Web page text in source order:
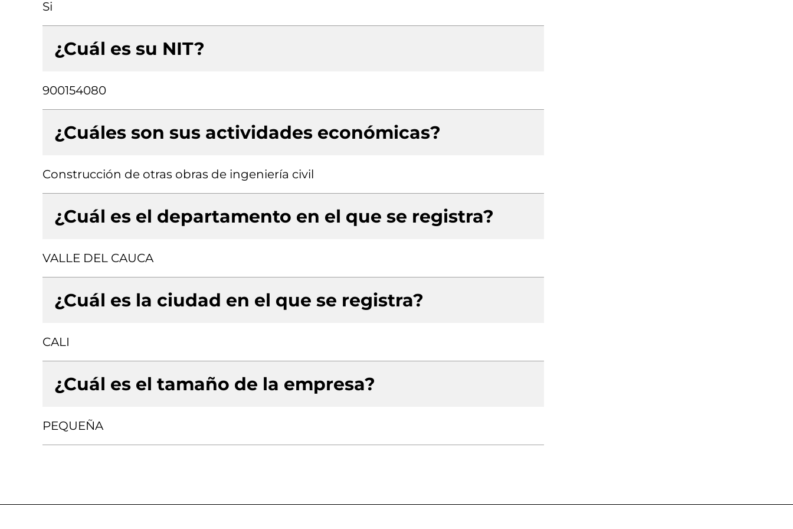
Si
¿Cuál es su NIT?
900154080
¿Cuáles son sus actividades económicas?
Construcción de otras obras de ingeniería civil
¿Cuál es el departamento en el que se registra?
VALLE DEL CAUCA
¿Cuál es la ciudad en el que se registra?
CALI
¿Cuál es el tamaño de la empresa?
PEQUEÑA